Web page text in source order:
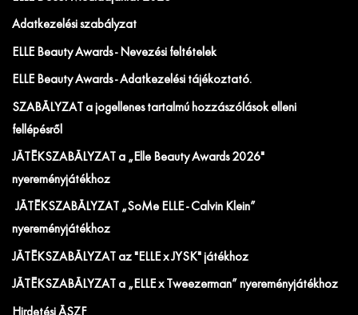
Adatkezelési szabályzat
ELLE Beauty Awards - Nevezési feltételek
ELLE Beauty Awards - Adatkezelési tájékoztató.
SZABÁLYZAT a jogellenes tartalmú hozzászólások elleni
fellépésről
JÁTÉKSZABÁLYZAT a „Elle Beauty Awards 2026"
nyereményjátékhoz
JÁTÉKSZABÁLYZAT „SoMe ELLE - Calvin Klein”
nyereményjátékhoz
JÁTÉKSZABÁLYZAT az "ELLE x JYSK" játékhoz
JÁTÉKSZABÁLYZAT a „ELLE x Tweezerman” nyereményjátékhoz
Hirdetési ÁSZF